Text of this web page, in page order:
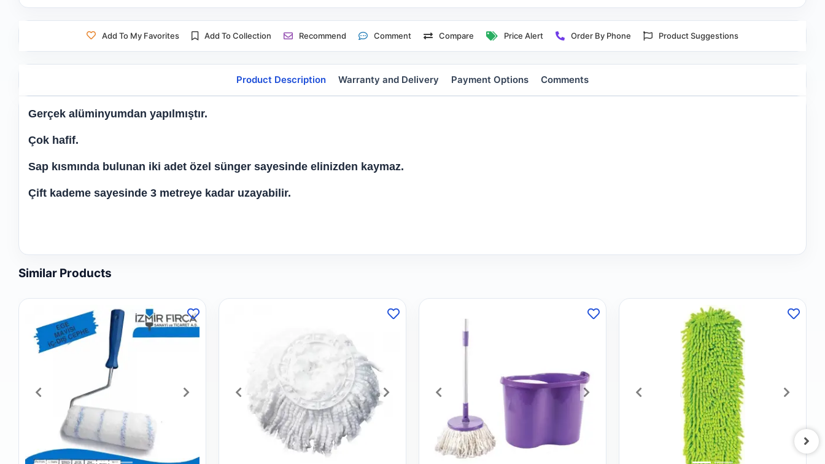
Add To My Favorites Add To Collection Recommend Comment Compare Price Alert Order By Phone Product Suggestions
Product Description Warranty and Delivery Payment Options Comments
Gerçek alüminyumdan yapılmıştır.
Çok hafif.
Sap kısmında bulunan iki adet özel sünger sayesinde elinizden kaymaz.
Çift kademe sayesinde 3 metreye kadar uzayabilir.
Similar Products